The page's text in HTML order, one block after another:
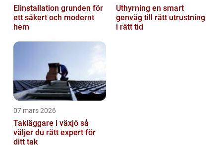
Elinstallation grunden för
ett säkert och modernt
hem
Uthyrning en smart
genväg till rätt utrustning
i rätt tid
07 mars 2026
Takläggare i växjö så
väljer du rätt expert för
ditt tak